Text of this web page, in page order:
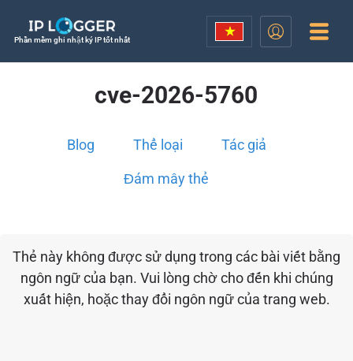
Phần mềm ghi nhật ký IP tốt nhất
cve-2026-5760
Blog Thể loại Tác giả
Đám mây thẻ